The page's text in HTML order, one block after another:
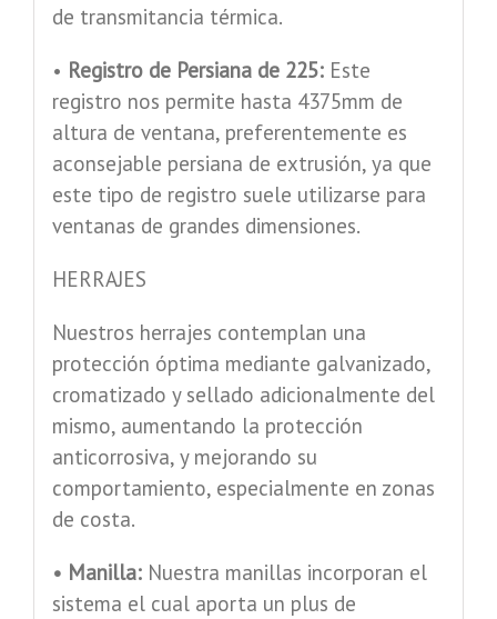
de transmitancia térmica.
• Registro de Persiana de 225:Este
registro nos permite hasta 4375mm de
altura de ventana, preferentemente es
aconsejable persiana de extrusión, ya que
este tipo de registro suele utilizarse para
ventanas de grandes dimensiones.
HERRAJES
Nuestros herrajes contemplan una
protección óptima mediante galvanizado,
cromatizado y sellado adicionalmente del
mismo, aumentando la protección
anticorrosiva, y mejorando su
comportamiento, especialmente en zonas
de costa.
• Manilla:Nuestra manillas incorporan el
sistema el cual aporta un plus de